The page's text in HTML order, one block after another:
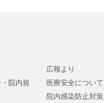
院内規
広報より
医療安全について
院内感染防止対策